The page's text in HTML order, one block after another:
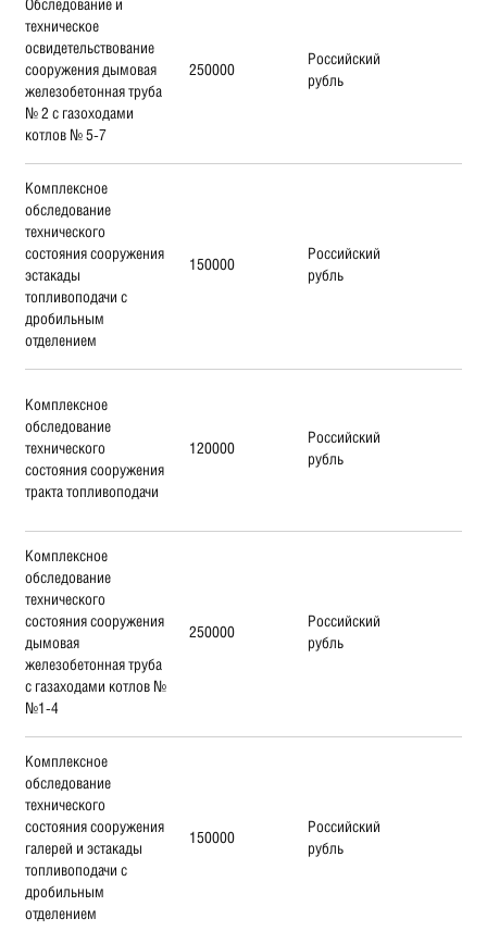
Обследование и
техническое
освидетельствование
сооружения дымовая
железобетонная труба
№ 2 с газоходами
котлов № 5-7
250000
Российский
рубль
Комплексное
обследование
технического
состояния сооружения
эстакады
топливоподачи с
дробильным
отделением
150000
Российский
рубль
Комплексное
обследование
технического
состояния сооружения
тракта топливоподачи
120000
Российский
рубль
Комплексное
обследование
технического
состояния сооружения
дымовая
железобетонная труба
с газаходами котлов №
№1-4
250000
Российский
рубль
Комплексное
обследование
технического
состояния сооружения
галерей и эстакады
топливоподачи с
дробильным
отделением
150000
Российский
рубль